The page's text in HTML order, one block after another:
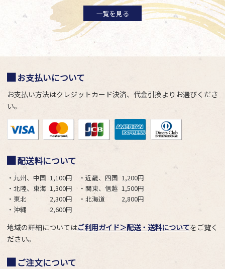
一覧を見る
お支払いについて
お支払い方法はクレジットカード決済、代金引換よりお選びくださ
い。
配送料について
・九州、中国 1,100円 ・近畿、四国 1,200円
・北陸、東海 1,300円 ・関東、信越 1,500円
・東北
2,300円 ・北海道
2,800円
・沖縄
2,600円
地域の詳細についてはご利用ガイド＞配送・送料についてをご覧く
ださい。
ご注文について